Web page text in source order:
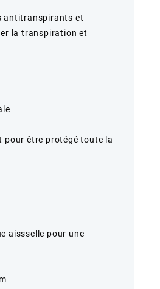
antitranspirants et
la transpiration et
pour être protégé toute la
aissselle pour une